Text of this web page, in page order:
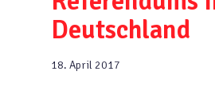
Deutschland
18. April 2017